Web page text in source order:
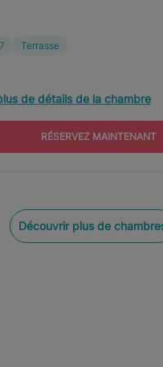
Terrasse
de détails de la chambre
RÉSERVEZ MAINTENANT
Découvrir plus de